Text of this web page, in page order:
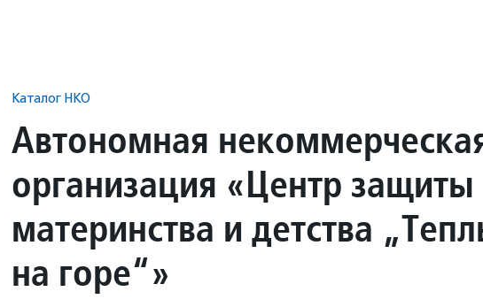
Каталог НКО
Автономная
организация «Центр защиты
материнства и детства
на горе“»